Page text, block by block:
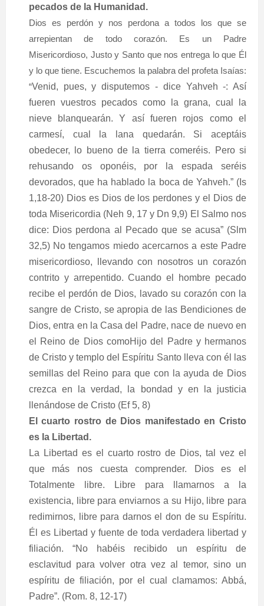
pecados de la Humanidad.
Dios es perdón y nos perdona a todos los que se
arrepientan de todo corazón. Es un Padre
Misericordioso, Justo y Santo que nos entrega lo que Él
y lo que tiene. Escuchemos la palabra del profeta Isaías:
“Venid, pues, y disputemos - dice Yahveh -: Así
fueren vuestros pecados como la grana, cual la
nieve blanquearán. Y así fueren rojos como el
carmesí, cual la lana quedarán. Si aceptáis
obedecer, lo bueno de la tierra comeréis. Pero si
rehusando os oponéis, por la espada seréis
devorados, que ha hablado la boca de Yahveh.” (Is
1,18-20) Dios es Dios de los perdones y el Dios de
toda Misericordia (Neh 9, 17 y Dn 9,9) El Salmo nos
dice: Dios perdona al Pecado que se acusa” (Slm
32,5) No tengamos miedo acercarnos a este Padre
misericordioso, llevando con nosotros un corazón
contrito y arrepentido. Cuando el hombre pecado
recibe el perdón de Dios, lavado su corazón con la
sangre de Cristo, se apropia de las Bendiciones de
Dios, entra en la Casa del Padre, nace de nuevo en
el Reino de Dios comoHijo del Padre y hermanos
de Cristo y templo del Espíritu Santo lleva con él las
semillas del Reino para que con la ayuda de Dios
crezca en la verdad, la bondad y en la justicia
llenándose de Cristo (Ef 5, 8)
El cuarto rostro de Dios manifestado en Cristo
es la Libertad.
La Libertad es el cuarto rostro de Dios, tal vez el
que más nos cuesta comprender. Dios es el
Totalmente libre. Libre para llamarnos a la
existencia, libre para enviarnos a su Hijo, libre para
redimirnos, libre para darnos el don de su Espíritu.
Él es Libertad y fuente de toda verdadera libertad y
filiación. “No habéis recibido un espíritu de
esclavitud para volver otra vez al temor, sino un
espíritu de filiación, por el
cual clamamos: Abbá,
Padre”. (Rom. 8, 12-17)